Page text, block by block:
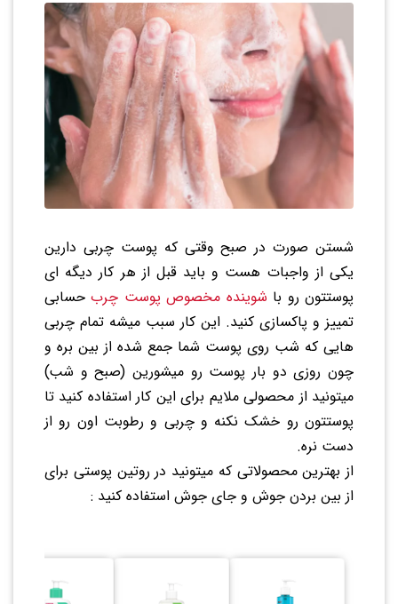
شستن صورت در صبح وقتی که پوست چربی دارین
یکی از واجبات هست و باید قبل از هر کار دیگه ای
پوستتون رو با شوینده مخصوص پوست چربحسابی
تمییز و پاکسازی کنید. این کار سبب میشه تمام چربی
هایی که شب روی پوست شما جمع شده از بین بره و
چون روزی دو بار پوست رو میشورین (صبح و شب)
میتونید از محصولی ملایم برای این کار استفاده کنید تا
پوستتون رو خشک نکنه و چربی و رطوبت اون رو از
دست نره.
از بهترین محصولاتی که میتونید در روتین پوستی برای
از بین بردن جوش و جای جوش استفاده کنید :